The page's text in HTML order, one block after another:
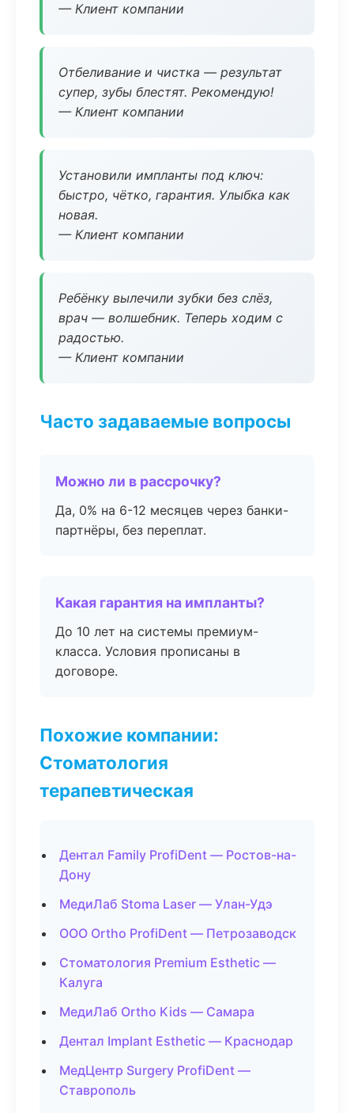
— Клиент компании
Отбеливание и чистка — результат
супер, зубы блестят. Рекомендую!
— Клиент компании
Установили импланты под ключ:
быстро, чётко, гарантия. Улыбка как
новая.
— Клиент компании
Ребёнку вылечили зубки без слёз,
врач — волшебник. Теперь ходим с
радостью.
— Клиент компании
Часто задаваемые вопросы
Можно ли в рассрочку?
Да, 0% на 6-12 месяцев через банки-
партнёры, без переплат.
Какая гарантия на импланты?
До 10 лет на системы премиум-
класса. Условия прописаны в
договоре.
Похожие компании:
Стоматология
терапевтическая
Дентал Family ProfiDent — Ростов-на-
Дону
МедиЛаб Stoma Laser — Улан-Удэ
ООО Ortho ProfiDent — Петрозаводск
Стоматология Premium Esthetic —
Калуга
МедиЛаб Ortho Kids — Самара
Дентал Implant Esthetic — Краснодар
МедЦентр Surgery ProfiDent —
Ставрополь